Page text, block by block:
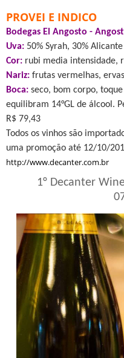
PROVEI E INDICO
Bodegas El Angosto -
Uva: 50% Syrah, 30%
Cor: rubi media intensidade,
Nariz: frutas vermelhas,
Boca: seco, bom corpo,
equilibram 14°GL de álcool.
R$ 79,43
Todos os vinhos são
uma promoção até 12/10/
http://www.decanter.com.br
1° Decanter